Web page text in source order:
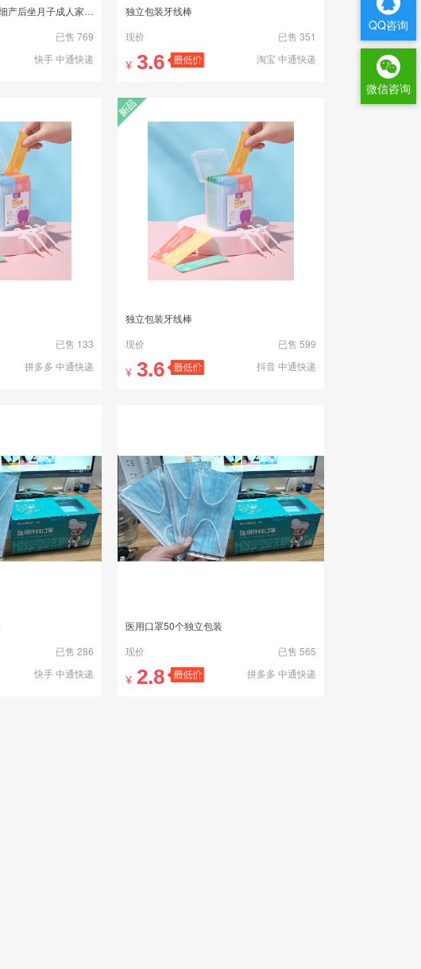
微纳米万毛牙刷软毛超细产后坐月子成人家用组合独立护龈牙刷特软
已售 769
快手 中通快递
独立包装牙线棒
现价
已售 351
¥ 3.6 淘宝 中通快递
已售 133
拼多多 中通快递
独立包装牙线棒
现价
已售 599
¥ 3.6 抖音 中通快递
已售 286
快手 中通快递
医用口罩50个独立包装
现价
已售 565
¥ 2.8 拼多多 中通快递
QQ咨询
微信咨询